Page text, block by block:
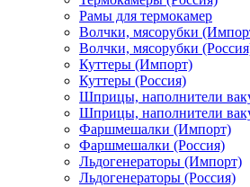
Рамы для термокамер
Волчки, мясорубки
Волчки, мясорубки
Куттеры (Импорт)
Куттеры (Россия)
Шприцы, наполнители
Шприцы, наполнители
Фаршмешалки (Импорт)
Фаршмешалки (Россия)
Льдогенераторы (Импорт)
Льдогенераторы (Россия)